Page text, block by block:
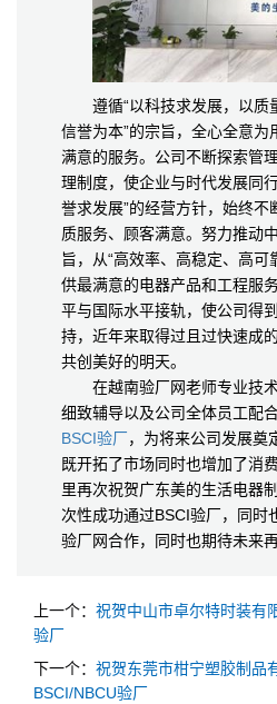
遵循“以科技求发展，以质量
信誉为本”的宗旨，全心全意为
满意的服务。公司不断探索管
理制度，使企业与时代发展同
誉求发展”的经营方针，始终不
质服务、顾客满意。努力推动
旨，从“高效率、高稳定、高可
供最满意的电器产品和工程服
平与国际水平接轨，使公司得
持，近年来取得过且过快速成
共创美好的明天。
在越南验厂网老师专业技术
细致辅导以及公司全体员工配
BSCI验厂，为将来公司发展奠
既开拓了市场同时也增加了消
里再次祝贺广东美的生活电器
次性成功通过BSCI验厂，同时
验厂网合作，同时也期待未来
上一个： 祝贺中山市卓尔特时装有
验厂
下一个： 祝贺东莞市柑宁塑胶制品
BSCI/NBCU验厂